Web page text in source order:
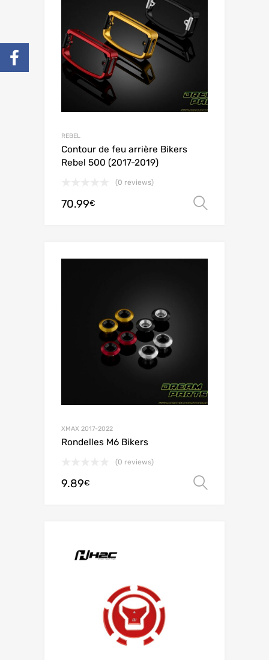
REBEL
Contour de feu arrière Bikers
Rebel 500 (2017-2019)
(0 reviews)
70.99€
XMAX 2017-2022
Rondelles M6 Bikers
(0 reviews)
9.89€